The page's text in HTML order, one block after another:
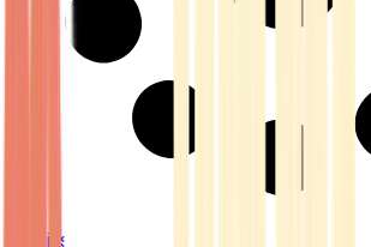
Strains